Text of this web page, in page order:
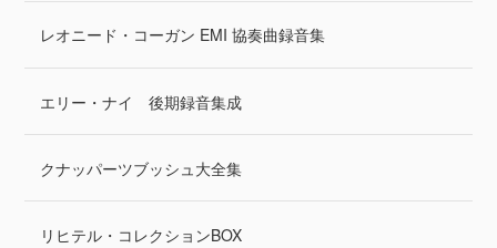
レオニード・コーガン EMI 協奏曲録音集
エリー・ナイ 後期録音集成
クナッパーツブッシュ大全集
リヒテル・コレクションBOX